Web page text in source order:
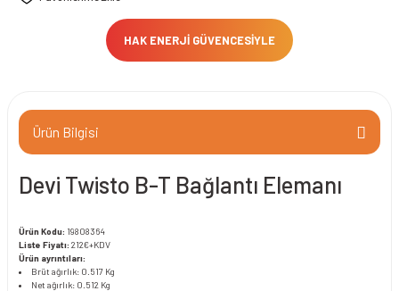
HAK ENERJİ GÜVENCESİYLE
Ürün Bilgisi
Devi Twisto B-T Bağlantı Elemanı
Ürün Kodu: 19808364
Liste Fiyatı: 212€+KDV
Ürün ayrıntıları:
Brüt ağırlık: 0.517 Kg
Net ağırlık: 0.512 Kg